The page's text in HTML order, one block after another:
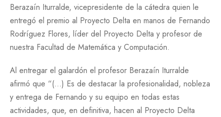
Berazaín Iturralde, vicepresidente de la cátedra quien le
entregó el premio al Proyecto Delta en manos de Fernando
Rodríguez Flores, líder del Proyecto Delta y profesor de
nuestra Facultad de Matemática y Computación.
Al entregar el galardón el profesor Berazaín Iturralde
afirmó que “(…) Es de destacar la profesionalidad, nobleza
y entrega de Fernando y su equipo en todas estas
actividades, que, en definitiva, hacen al Proyecto Delta